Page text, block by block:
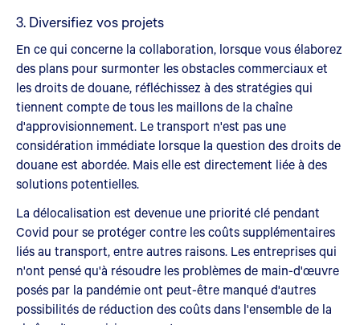
3. Diversifiez vos projets
En ce qui concerne la collaboration, lorsque vous élaborez
des plans pour surmonter les obstacles commerciaux et
les droits de douane, réfléchissez à des stratégies qui
tiennent compte de tous les maillons de la chaîne
d'approvisionnement. Le transport n'est pas une
considération immédiate lorsque la question des droits de
douane est abordée. Mais elle est directement liée à des
solutions potentielles.
La délocalisation est devenue une priorité clé pendant
Covid pour se protéger contre les coûts supplémentaires
liés au transport, entre autres raisons. Les entreprises qui
n'ont pensé qu'à résoudre les problèmes de main-d'œuvre
posés par la pandémie ont peut-être manqué d'autres
possibilités de réduction des coûts dans l'ensemble de la